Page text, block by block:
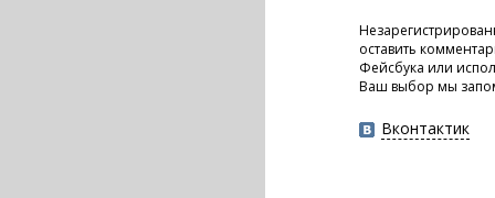
оставить
Фейсбука или
Ваш выбор мы
Вконтактик